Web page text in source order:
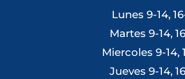
Lunes 9-14,
Martes 9-14,
Miercoles 9-14,
Jueves 9-14,